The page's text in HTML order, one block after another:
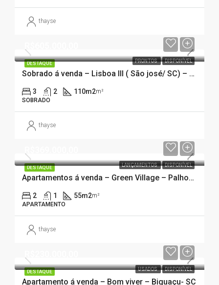
thayse
DESTAQUE PRONTOS DISPONÍVEL
Sobrado á venda – Lisboa III ( São josé/ SC) – 3 dormitórios sendo uma suíte.
3 2 110m2m²
SOBRADO
thayse
DESTAQUE LANÇAMENTOS DISPONÍVEL
Apartamentos á venda – Green Village – Palhoça/SC
2 1 55m2m²
APARTAMENTO
thayse
DESTAQUE USADOS DISPONÍVEL
Apartamento á venda – Bom viver – Biguaçu- SC